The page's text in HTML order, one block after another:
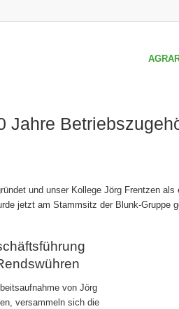
Jahre
und unser Kollege Jörg Frentzen
jetzt am Stammsitz der Blunk-Gruppe
von Jörg
versammeln sich die